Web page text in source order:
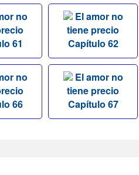
no
61
El amor no
tiene precio
Capítulo 62
no
66
El amor no
tiene precio
Capítulo 67